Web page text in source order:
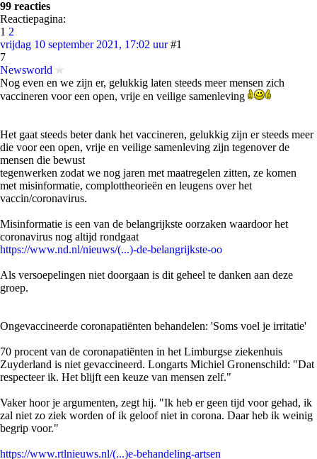
99 reacties
Reactiepagina:
1 2
vrijdag 10 september 2021, 17:02 uur #1
7
Newsworld
Nog even en we zijn er, gelukkig laten steeds meer mensen zich
vaccineren voor een open, vrije en veilige samenleving
Het gaat steeds beter dank het vaccineren, gelukkig zijn er steeds meer
die voor een open, vrije en veilige samenleving zijn tegenover de
mensen die bewust
tegenwerken zodat we nog jaren met maatregelen zitten, ze komen
met misinformatie, complottheorieën en leugens over het
vaccin/coronavirus.
Misinformatie is een van de belangrijkste oorzaken waardoor het
coronavirus nog altijd rondgaat
https://www.nd.nl/nieuws/(...)-de-belangrijkste-oo
Als versoepelingen niet doorgaan is dit geheel te danken aan deze
groep.
Ongevaccineerde coronapatiënten behandelen: 'Soms voel je irritatie'
70 procent van de coronapatiënten in het Limburgse ziekenhuis
Zuyderland is niet gevaccineerd. Longarts Michiel Gronenschild: "Dat
respecteer ik. Het blijft een keuze van mensen zelf."
Vaker hoor je argumenten, zegt hij. "Ik heb er geen tijd voor gehad, ik
zal niet zo ziek worden of ik geloof niet in corona. Daar heb ik weinig
begrip voor."
https://www.rtlnieuws.nl/(...)e-behandeling-artsen